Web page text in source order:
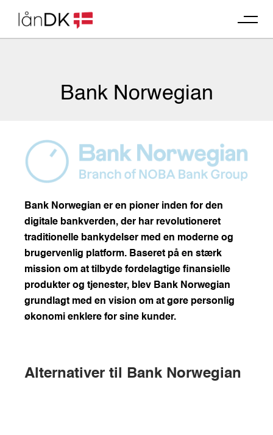
content
Bank Norwegian
Bank Norwegian er en pioner inden for den
digitale bankverden, der har revolutioneret
traditionelle bankydelser med en moderne og
brugervenlig platform. Baseret på en stærk
mission om at tilbyde fordelagtige finansielle
produkter og tjenester, blev Bank Norwegian
grundlagt med en vision om at gøre personlig
økonomi enklere for sine kunder.
Alternativer til Bank Norwegian